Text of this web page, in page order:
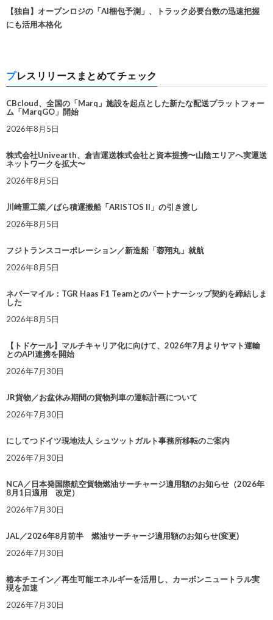
【独自】オープンロジの「AI梱包予測」、トラック必要台数の迅速把握
にも活用本格化
プレスリリースまとめてチェック
CBcloud、全国の「Marq」施設を起点とした新たな配送プラットフォー
ム「MarqGO」開始
2026年8月5日
株式会社Univearth、倉吉運送株式会社と資本提携〜山陰エリアへ実運送
ネットワークを拡大〜
2026年8月5日
川崎重工業／ばら積運搬船「ARISTOS II」の引き渡し
2026年8月5日
フジトランスコーポレーション／新造船「蓉翔丸」就航
2026年8月5日
ネバーマイル：TGR Haas F1 Teamとのパートナーシップ契約を締結しま
した
2026年8月5日
【トドケール】マルチキャリア化に向けて、2026年7月よりヤマト運輸
とのAPI連携を開始
2026年7月30日
JR貨物／お盆休み期間の貨物列車の運転計画について
2026年7月30日
にしてつドイツ現地法人 シュツットガルト事務所移転のご案内
2026年7月30日
NCA／日本発国際航空貨物燃油サーチャージ適用額のお知らせ（2026年
8月1日適用 改定）
2026年7月30日
JAL／2026年8月前半 燃油サーチャージ適用額のお知らせ(変更)
2026年7月30日
椿本チエイン／再生可能エネルギーを活用し、カーボンニュートラル実
現を加速
2026年7月30日